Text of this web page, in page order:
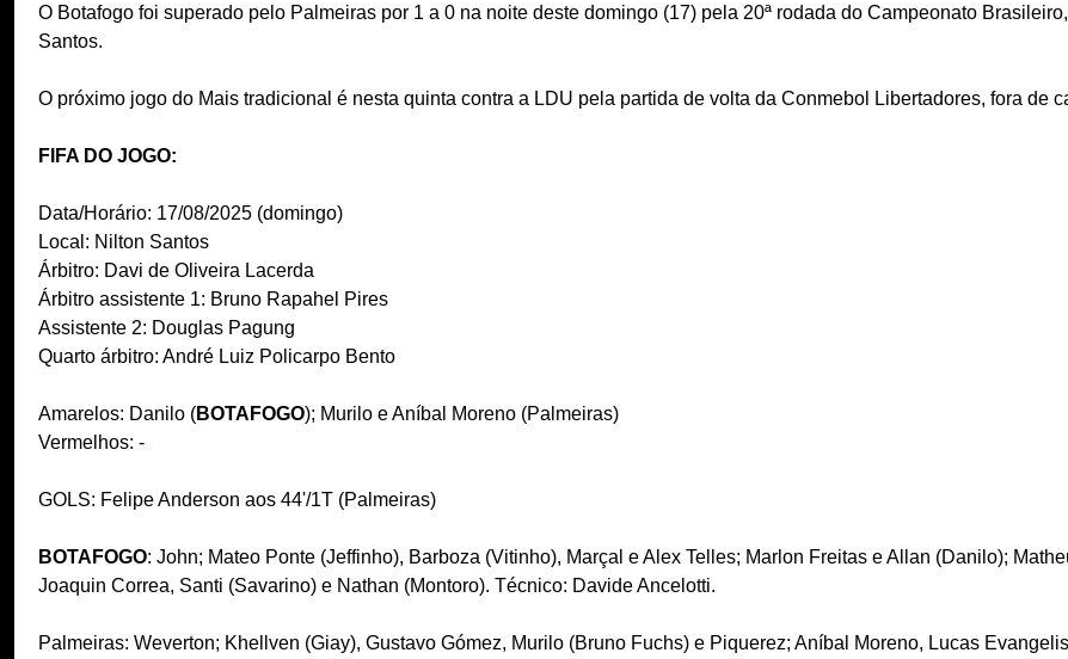
O Botafogo foi superado pelo Palmeiras por 1 a 0 na noite deste domingo (17) pela 20ª rodada do Campeonato
Santos.
O próximo jogo do Mais tradicional é nesta quinta contra a LDU pela partida de volta da Conmebol Libertadores, fora de
FIFA DO JOGO:
Data/Horário: 17/08/2025 (domingo)
Local: Nilton Santos
Árbitro: Davi de Oliveira Lacerda
Árbitro assistente 1: Bruno Rapahel Pires
Assistente 2: Douglas Pagung
Quarto árbitro: André Luiz Policarpo Bento
Amarelos: Danilo (BOTAFOGO); Murilo e Aníbal Moreno (Palmeiras)
Vermelhos: -
GOLS: Felipe Anderson aos 44'/1T (Palmeiras)
BOTAFOGO: John; Mateo Ponte (Jeffinho), Barboza (Vitinho), Marçal e Alex Telles; Marlon Freitas e Allan (Danilo);
Joaquin Correa, Santi (Savarino) e Nathan (Montoro). Técnico: Davide Ancelotti.
Palmeiras: Weverton; Khellven (Giay), Gustavo Gómez, Murilo (Bruno Fuchs) e Piquerez; Aníbal Moreno, Lucas